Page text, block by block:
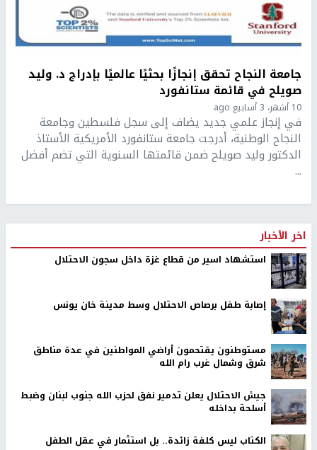
جامعة النجاح تحقق إنجازًا بحثيًا عالميًا بإدراج د. وليد
صويلح في قائمة ستانفورد
10 أشهر، 3 أسابيع ago
في إنجاز علمي جديد يضاف إلى سجل فلسطين وجامعة
النجاح الوطنية، أدرجت جامعة ستانفورد الأمريكية الأستاذ
الدكتور وليد صويلح ضمن قائمتها السنوية التي تضم أفضل
...
اخر الأخبار
استشهاد اسير من قطاع غزة داخل سجون الاحتلال
إصابة طفل برصاص الاحتلال وسط مدينة خان يونس
مستوطنون يقتحمون أراضي المواطنين في عدة مناطق
شرق وشمال غرب رام الله
جيش الاحتلال يعلن تدمير نفق لحزب الله جنوب لبنان وضبط
أسلحة بداخله
الكتاب ليس كلفة زائدة.. بل استثمار في عقل الطفل